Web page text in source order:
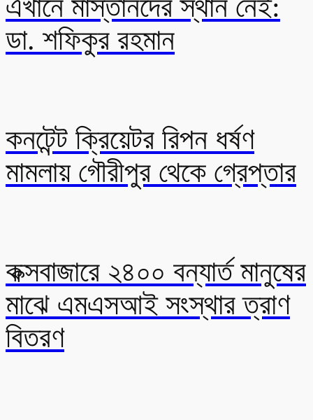
এখানে মাস্তানদের স্থান নেই:
ডা. শফিকুর রহমান
কনটেন্ট ক্রিয়েটর রিপন ধর্ষণ
মামলায় গৌরীপুর থেকে গ্রেপ্তার
কক্সবাজারে ২৪০০ বন্যার্ত মানুষের
মাঝে এমএসআই সংস্থার ত্রাণ
বিতরণ